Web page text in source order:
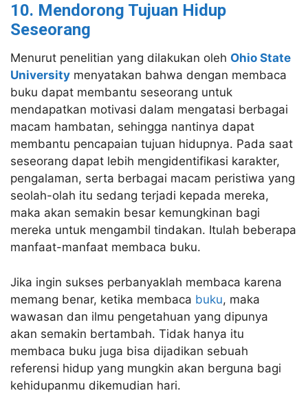
10. Mendorong Tujuan Hidup
Seseorang
Menurut penelitian yang dilakukan oleh Ohio State
University menyatakan bahwa dengan membaca
buku dapat membantu seseorang untuk
mendapatkan motivasi dalam mengatasi berbagai
macam hambatan, sehingga nantinya dapat
membantu pencapaian tujuan hidupnya. Pada saat
seseorang dapat lebih mengidentifikasi karakter,
pengalaman, serta berbagai macam peristiwa yang
seolah-olah itu sedang terjadi kepada mereka,
maka akan semakin besar kemungkinan bagi
mereka untuk mengambil tindakan. Itulah beberapa
manfaat-manfaat membaca buku.
Jika ingin sukses perbanyaklah membaca karena
memang benar, ketika membaca buku, maka
wawasan dan ilmu pengetahuan yang dipunya
akan semakin bertambah. Tidak hanya itu
membaca buku juga bisa dijadikan sebuah
referensi hidup yang mungkin akan berguna bagi
kehidupanmu dikemudian hari.